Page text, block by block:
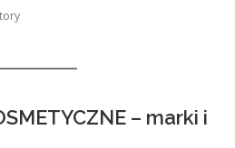
– marki i